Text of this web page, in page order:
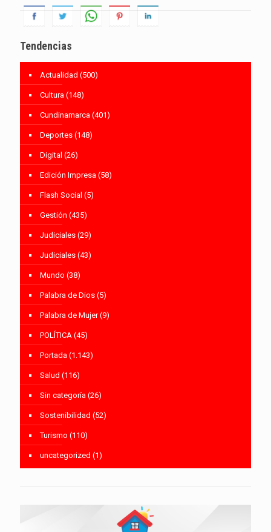
Tendencias
Actualidad (500)
Cultura (148)
Cundinamarca (401)
Deportes (148)
Digital (26)
Edición Impresa (58)
Flash Social (5)
Gestión (435)
Judiciales (29)
Judiciales (43)
Mundo (38)
Palabra de Dios (5)
Palabra de Mujer(9)
POLÍTICA (45)
Portada (1.143)
Salud (116)
Sin categoría (26)
Sostenibilidad (52)
Turismo (110)
uncategorized (1)